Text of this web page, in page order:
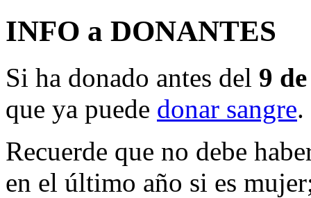
INFO a DONANTES
Si ha donado antes del 9
que ya puede donar sangre.
Recuerde que no debe
en el último año si es